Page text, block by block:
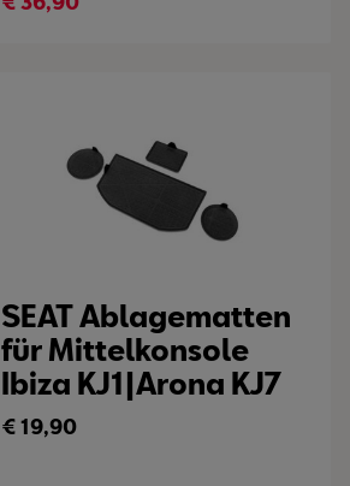
SEAT Ablagematten
für Mittelkonsole
Ibiza KJ1|Arona KJ7
€19,90